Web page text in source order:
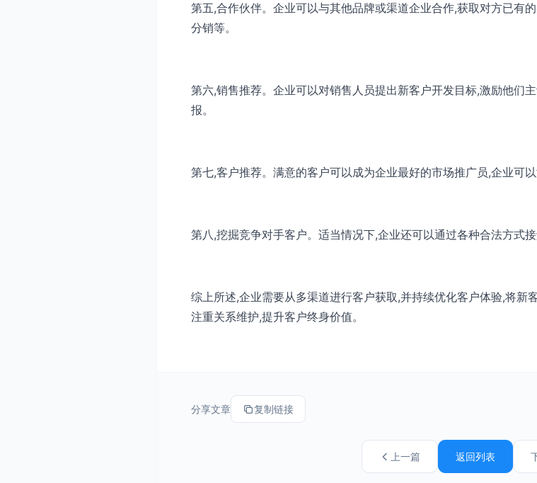
第五,合作伙伴。企业可以与其他品牌或渠道企业合作,获取对方已有
分销等。
第六,销售推荐。企业可以对销售人员提出新客户开发目标,激励他们
报。
第七,客户推荐。满意的客户可以成为企业最好的市场推广员,企业可
第八,挖掘竞争对手客户。适当情况下,企业还可以通过各种合法方式
综上所述,企业需要从多渠道进行客户获取,并持续优化客户体验,将新
注重关系维护,提升客户终身价值。
分享文章 复制链接
上一篇 返回列表